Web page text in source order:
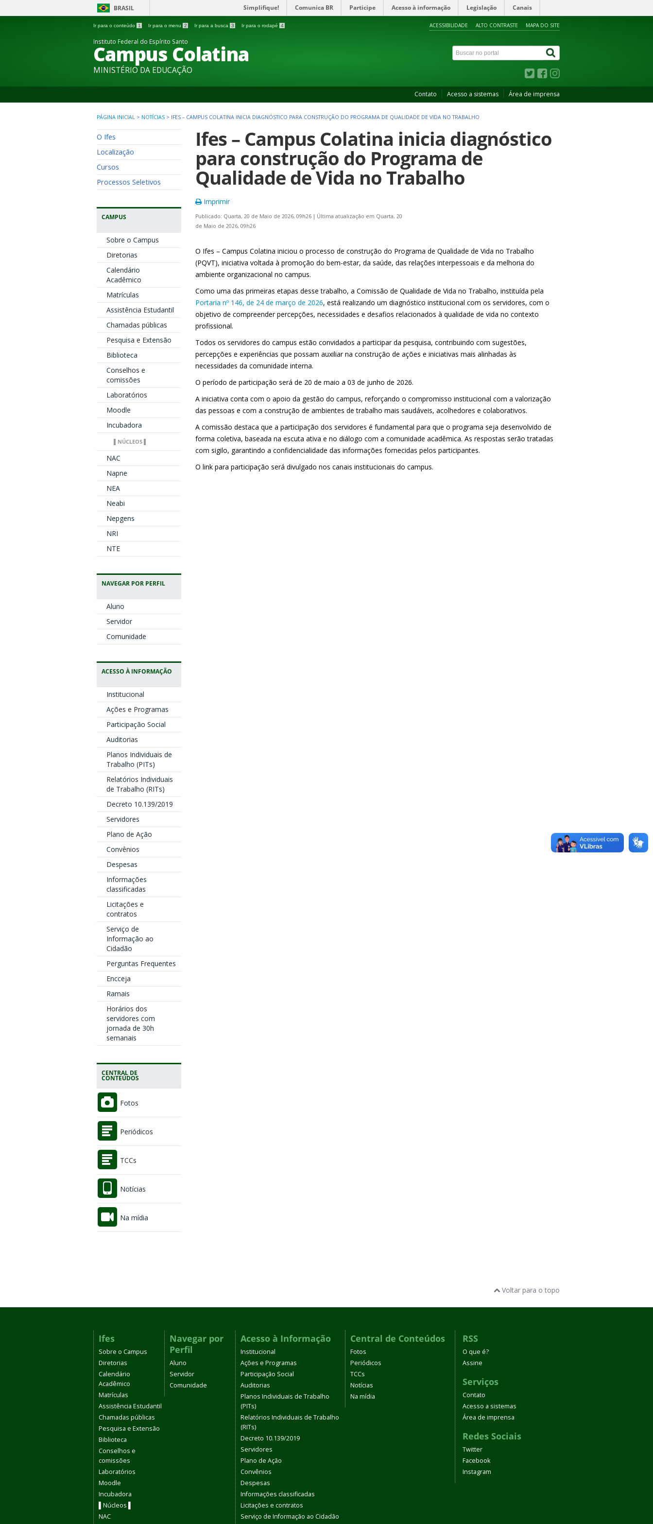
BRASIL Simplifique! Comunica BR Participe Acesso à informação Legislação Canais
Ir para o conteúdo 1 Ir para o menu 2 Ir para a busca 3 Ir para o rodapé 4 ACESSIBILIDADE ALTO CONTRASTE MAPA DO SITE
Instituto Federal do Espírito Santo
Campus Colatina
MINISTÉRIO DA EDUCAÇÃO
Contato Acesso a sistemas Área de imprensa
PÁGINA INICIAL > NOTÍCIAS > IFES – CAMPUS COLATINA INICIA DIAGNÓSTICO PARA CONSTRUÇÃO DO PROGRAMA DE QUALIDADE DE VIDA NO TRABALHO
O Ifes
Localização
Cursos
Processos Seletivos
CAMPUS
Sobre o Campus
Diretorias
Calendário
Acadêmico
Matrículas
Assistência Estudantil
Chamadas públicas
Pesquisa e Extensão
Biblioteca
Conselhos e
comissões
Laboratórios
Moodle
Incubadora
▌NÚCLEOS ▌
NAC
Napne
NEA
Neabi
Nepgens
NRI
NTE
NAVEGAR POR PERFIL
Aluno
Servidor
Comunidade
ACESSO À INFORMAÇÃO
Institucional
Ações e Programas
Participação Social
Auditorias
Planos Individuais de
Trabalho (PITs)
Relatórios Individuais
de Trabalho (RITs)
Decreto 10.139/2019
Servidores
Plano de Ação
Convênios
Despesas
Informações
classificadas
Licitações e
contratos
Serviço de
Informação ao
Cidadão
Perguntas Frequentes
Encceja
Ramais
Horários dos
servidores com
jornada de 30h
semanais
CENTRAL DE
CONTEÚDOS
Fotos
Periódicos
TCCs
Notícias
Na mídia
Ifes – Campus Colatina inicia diagnóstico
para construção do Programa de
Qualidade de Vida no Trabalho
Imprimir
Publicado: Quarta, 20 de Maio de 2026, 09h26 | Última atualização em Quarta, 20
de Maio de 2026, 09h26
O Ifes – Campus Colatina iniciou o processo de construção do Programa de Qualidade de Vida no Trabalho
(PQVT), iniciativa voltada à promoção do bem-estar, da saúde, das relações interpessoais e da melhoria do
ambiente organizacional no campus.
Como uma das primeiras etapas desse trabalho, a Comissão de Qualidade de Vida no Trabalho, instituída pela
Portaria nº 146, de 24 de março de 2026, está realizando um diagnóstico institucional com os servidores, com o
objetivo de compreender percepções, necessidades e desafios relacionados à qualidade de vida no contexto
profissional.
Todos os servidores do campus estão convidados a participar da pesquisa, contribuindo com sugestões,
percepções e experiências que possam auxiliar na construção de ações e iniciativas mais alinhadas às
necessidades da comunidade interna.
O período de participação será de 20 de maio a 03 de junho de 2026.
A iniciativa conta com o apoio da gestão do campus, reforçando o compromisso institucional com a valorização
das pessoas e com a construção de ambientes de trabalho mais saudáveis, acolhedores e colaborativos.
A comissão destaca que a participação dos servidores é fundamental para que o programa seja desenvolvido de
forma coletiva, baseada na escuta ativa e no diálogo com a comunidade acadêmica. As respostas serão tratadas
com sigilo, garantindo a confidencialidade das informações fornecidas pelos participantes.
O link para participação será divulgado nos canais institucionais do campus.
Voltar para o topo
Ifes
Sobre o Campus
Diretorias
Calendário
Acadêmico
Matrículas
Assistência Estudantil
Chamadas públicas
Pesquisa e Extensão
Biblioteca
Conselhos e
comissões
Laboratórios
Moodle
Incubadora
▌Núcleos ▌
NAC
Navegar por
Perfil
Aluno
Servidor
Comunidade
Acesso à Informação
Institucional
Ações e Programas
Participação Social
Auditorias
Planos Individuais de Trabalho
(PITs)
Relatórios Individuais de Trabalho
(RITs)
Decreto 10.139/2019
Servidores
Plano de Ação
Convênios
Despesas
Informações classificadas
Licitações e contratos
Serviço de Informação ao Cidadão
Central de Conteúdos
Fotos
Periódicos
TCCs
Notícias
Na mídia
RSS
O que é?
Assine
Serviços
Contato
Acesso a sistemas
Área de imprensa
Redes Sociais
Twitter
Facebook
Instagram